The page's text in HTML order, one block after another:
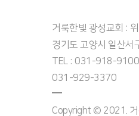
거룩한빛 광성교회 :
경기도 고양시 일산서
TEL : 031-918-
031-929-3370
Copyright © 2021. 거